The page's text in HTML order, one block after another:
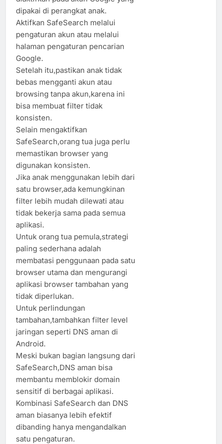
dipakai di perangkat anak.
Aktifkan SafeSearch melalui
pengaturan akun atau melalui
halaman pengaturan pencarian
Google.
Setelah itu,pastikan anak tidak
bebas mengganti akun atau
browsing tanpa akun,karena ini
bisa membuat filter tidak
konsisten.
Selain mengaktifkan
SafeSearch,orang tua juga perlu
memastikan browser yang
digunakan konsisten.
Jika anak menggunakan lebih dari
satu browser,ada kemungkinan
filter lebih mudah dilewati atau
tidak bekerja sama pada semua
aplikasi.
Untuk orang tua pemula,strategi
paling sederhana adalah
membatasi penggunaan pada satu
browser utama dan mengurangi
aplikasi browser tambahan yang
tidak diperlukan.
Untuk perlindungan
tambahan,tambahkan filter level
jaringan seperti DNS aman di
Android.
Meski bukan bagian langsung dari
SafeSearch,DNS aman bisa
membantu memblokir domain
sensitif di berbagai aplikasi.
Kombinasi SafeSearch dan DNS
aman biasanya lebih efektif
dibanding hanya mengandalkan
satu pengaturan.